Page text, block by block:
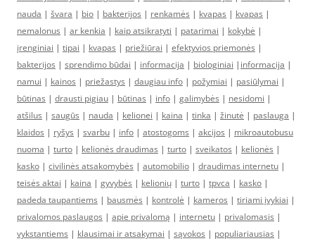
nauda | švara | bio | bakterijos | renkamės | kvapas | kvapas |
nemalonus | ar kenkia | kaip atsikratyti | patarimai | kokybė |
įrenginiai | tipai | kvapas | priežiūrai | efektyvios priemonės |
bakterijos | sprendimo būdai | informacija | biologiniai | informacija |
namui | kainos | priežastys | daugiau info | požymiai | pasiūlymai |
būtinas | drausti pigiau | būtinas | info | galimybės | nesidomi |
atšilus | saugūs | nauda | kelionei | kaina | tinka | žinutė | paslauga |
klaidos | ryšys | svarbu | info | atostogoms | akcijos | mikroautobusu
nuoma | turto | kelionės draudimas | turto | sveikatos | kelionės |
kasko | civilinės atsakomybės | automobilio | draudimas internetu |
teisės aktai | kaina | gyvybės | kelionių | turto | tpvca | kasko |
padeda taupantiems | bausmės | kontrolė | kameros | tiriami įvykiai |
privalomos paslaugos | apie privalomą | internetu | privalomasis |
vykstantiems | klausimai ir atsakymai | sąvokos | populiariausias |